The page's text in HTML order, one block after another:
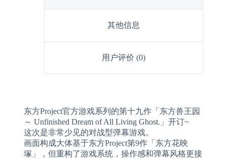
其他信息
用户评价 (0)
东方Project官方游戏系列的第十九作「东方兽王园
～ Unfinished Dream of All Living Ghost.」开订~
这次是非常少见的对战型弹幕游戏。
画面构成大体基于东方Project第9作「东方花映
塚」，但重构了游戏系统，操作感和弹幕风格更接